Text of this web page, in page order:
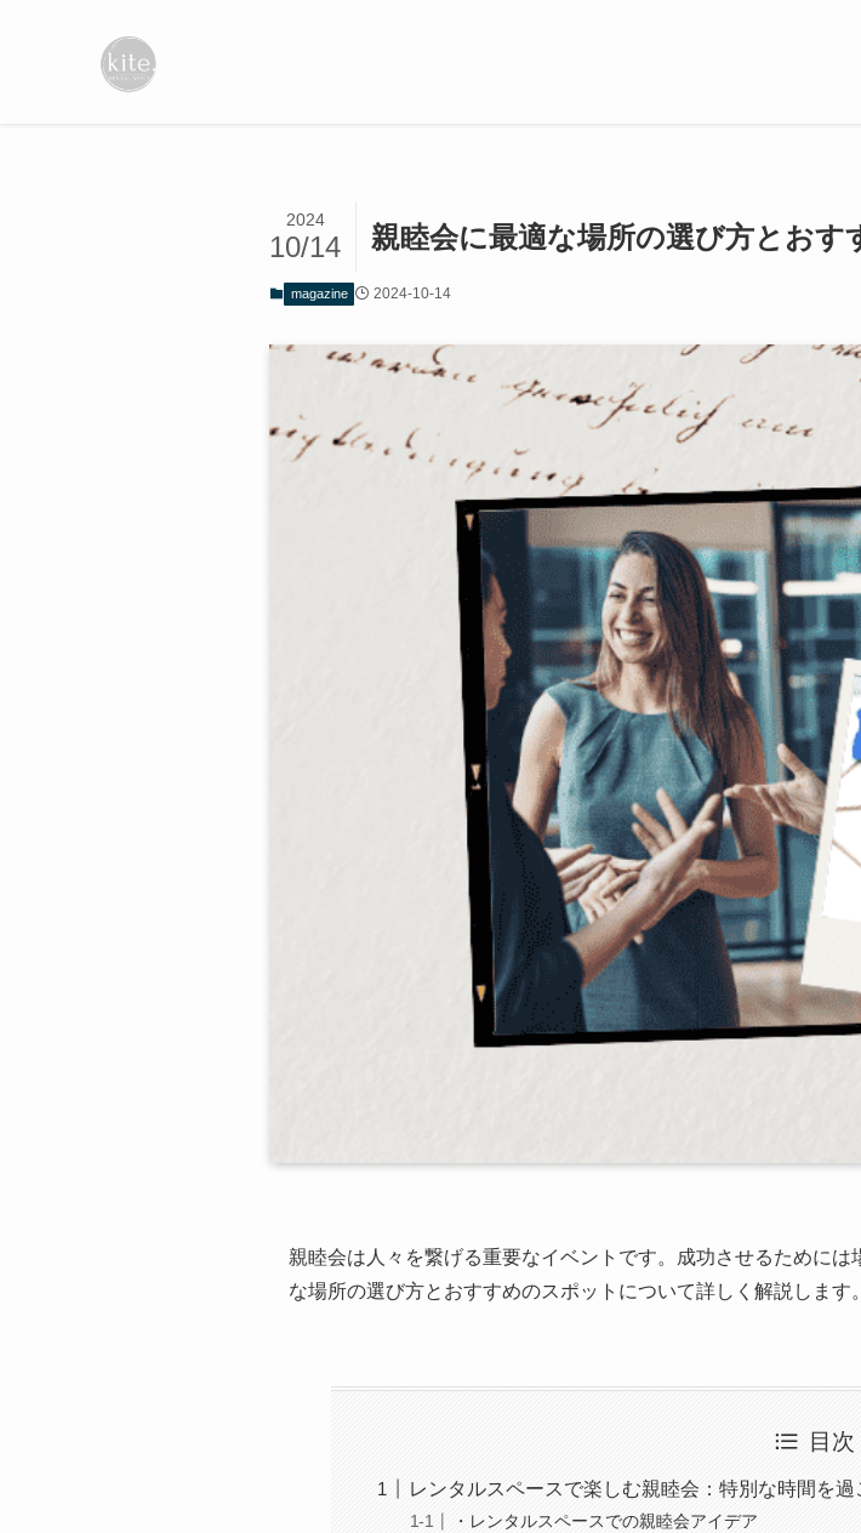
親睦会に最適な場所の選び方とおす
2024
10/14
magazine 2024-10-14
親睦会は人々を繋げる重要なイベントです。成功させるために
な場所の選び方とおすすめのスポットについて詳しく解説します。
目次
レンタルスペースで楽しむ親睦会：特別な時間を
・レンタルスペースでの親睦会アイデア